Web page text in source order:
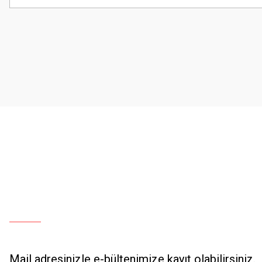
Görüş ve önerileriniz için teşekkür ederiz.
Mail adresinizle e-bültenimize kayıt olabilirsiniz.